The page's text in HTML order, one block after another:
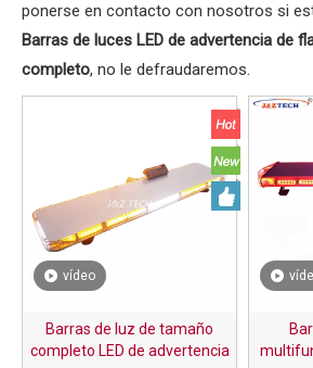
ponerse en contacto con nosotros si
Barras de luces LED de advertencia de
completo, no le defraudaremos.
vídeo
Barras de luz de tamaño
completo LED de advertencia